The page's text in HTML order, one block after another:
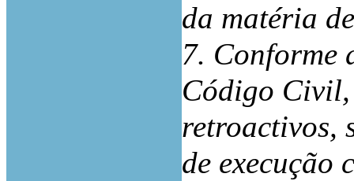
da matéria
7. Conforme
Código Civil,
retroactivos,
de execução